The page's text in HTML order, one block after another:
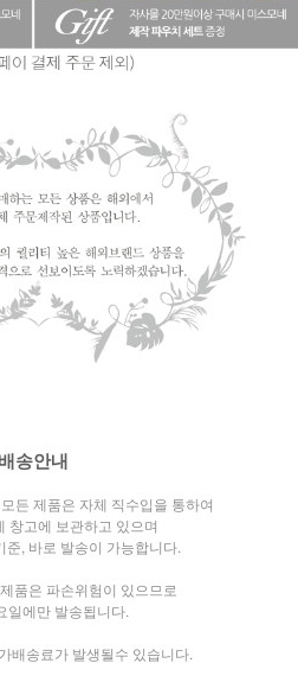
배송안내
든 제품은 자체 직수입을 통하여
창고에 보관하고 있으며
준, 바로 발송이 가능합니다.
품은 파손위험이 있으므로
일에만 발송됩니다.
배송료가 발생될수 있습니다.